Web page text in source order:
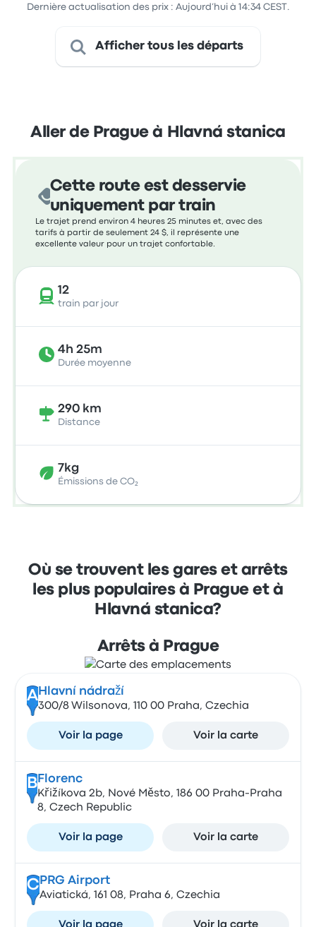
Dernière actualisation des prix : Aujourd’hui à 14:34 CEST.
Afficher tous les départs
Aller de Prague à Hlavná stanica
Cette route est desservie
uniquement par train
Le trajet prend environ 4 heures 25 minutes et, avec des
tarifs à partir de seulement 24 $, il représente une
excellente valeur pour un trajet confortable.
12
train par jour
4h 25m
Durée moyenne
290 km
Distance
7kg
Émissions de CO₂
Où se trouvent les gares et arrêts
les plus populaires à Prague et à
Hlavná stanica?
Arrêts à Prague
A Hlavní nádraží
300/8 Wilsonova, 110 00 Praha, Czechia
Voir la page Voir la carte
B Florenc
Křižíkova 2b, Nové Město, 186 00 Praha-Praha
8, Czech Republic
Voir la page Voir la carte
CPRG Airport
Aviatická, 161 08, Praha 6, Czechia
Voir la page Voir la carte